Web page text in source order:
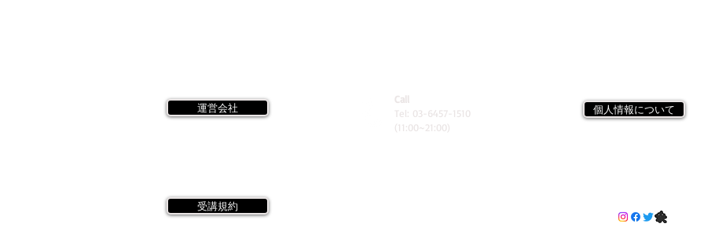
運営会社
Call
Tel: 03-6457-1510
(11:00~21:00)
個人情報について
受講規約